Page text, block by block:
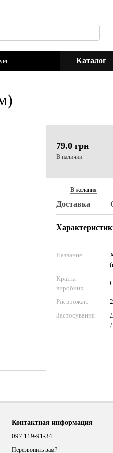
Каталог
79.0 грн
В наличии
В желания
Доставка
Название
Країна
виробник
Рік врожаю
Застосування
Контактная информация
097 119-91-34
Перезвонить вам?